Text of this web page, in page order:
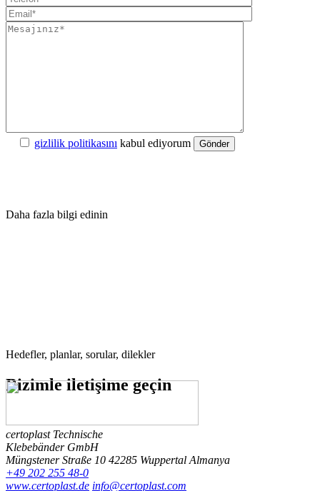
gizlilik politikasını kabul ediyorum Gönder
Daha fazla bilgi edinin
Hedefler, planlar, sorular, dilekler
Bizimleiletişime geçin
certoplast Technische
Klebebänder GmbH
Müngstener Straße 10 42285 Wuppertal Almanya
+49 202 255 48-0
www.certoplast.de info@certoplast.com